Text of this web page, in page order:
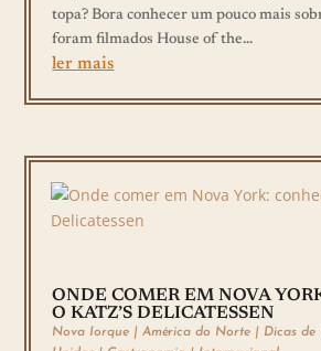
topa? Bora conhecer um pouco mais
foram filmados House of the...
ler mais
ONDE COMER EM NOVA
O KATZ’S DELICATESSEN
Nova Iorque |América do Norte | Dicas de